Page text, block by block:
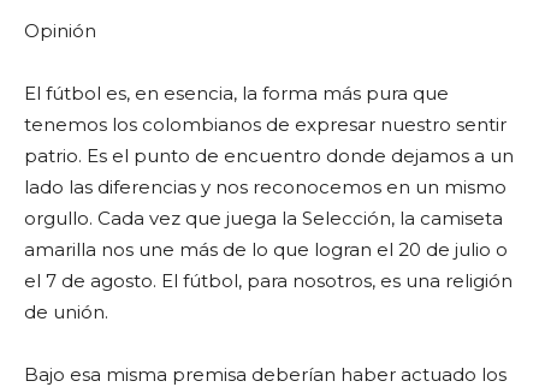
Opinión
El fútbol es, en esencia, la forma más pura que
tenemos los colombianos de expresar nuestro sentir
patrio. Es el punto de encuentro donde dejamos a un
lado las diferencias y nos reconocemos en un mismo
orgullo. Cada vez que juega la Selección, la camiseta
amarilla nos une más de lo que logran el 20 de julio o
el 7 de agosto. El fútbol, para nosotros, es una religión
de unión.
Bajo esa misma premisa deberían haber actuado los